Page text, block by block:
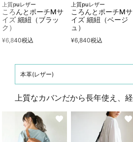
上質puレザー
ころんとポーチMサ
イズ 細紐（ブラッ
ク）
¥6,840税込
上質puレザー
ころんとポーチMサ
イズ 細紐（ベージ
ュ）
¥6,840税込
本革(レザー)
上質なカバンだから長年使え、